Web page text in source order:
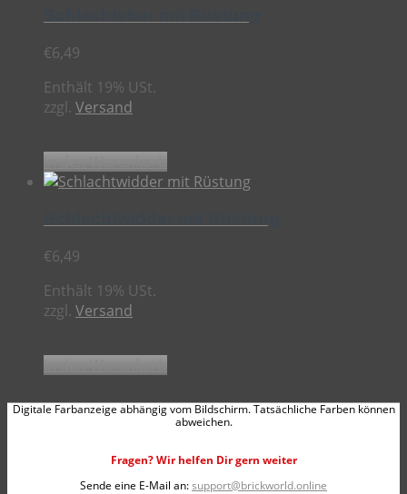
€6,49
Enthält 19% USt.
zzgl. Versand
€6,49
Enthält 19% USt.
zzgl. Versand
Digitale Farbanzeige abhängig vom Bildschirm. Tatsächliche Farben können
abweichen.
Fragen? Wir helfen Dir gern weiter
Sende eine E-Mail an:support@brickworld.online